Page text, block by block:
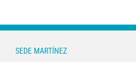
SEDE MARTÍNEZ